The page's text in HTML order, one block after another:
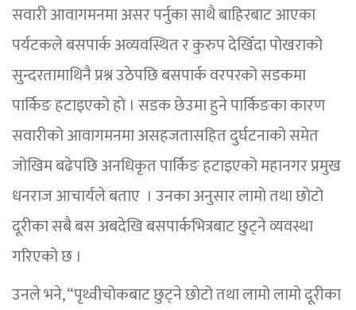
सवारी आवागमनमा असर पर्नुका साथै बाहिरबाट आएका
पर्यटकले बसपार्क अव्यवस्थित र कुरुप देखिँदा पोखराको
सुन्दरतामाथिनै प्रश्न उठेपछि बसपार्क वरपरको सडकमा
पार्किङ हटाइएको हो । सडक छेउमा हुने पार्किङका कारण
सवारीको आवागमनमा असहजतासहित दुर्घटनाको समेत
जोखिम बढेपछि अनधिकृत पार्किङ हटाइएको महानगर प्रमुख
धनराज आचार्यले बताए । उनका अनुसार लामो तथा छोटो
दूरीका सबै बस अबदेखि बसपार्कभित्रबाट छुट्ने व्यवस्था
गरिएको छ ।
उनले भने, “पृथ्वीचोकबाट छुट्ने छोटो तथा लामो लामो दूरीका